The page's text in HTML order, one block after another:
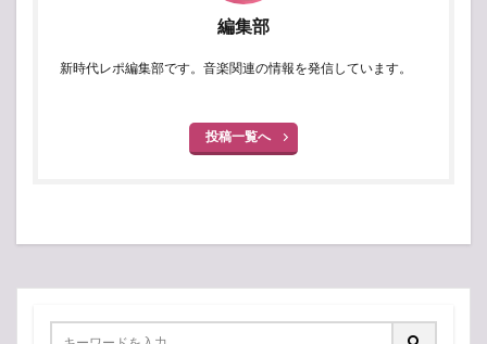
編集部
新時代レポ編集部です。音楽関連の情報を発信しています。
投稿一覧へ